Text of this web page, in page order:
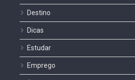
Destino
Dicas
Estudar
Emprego